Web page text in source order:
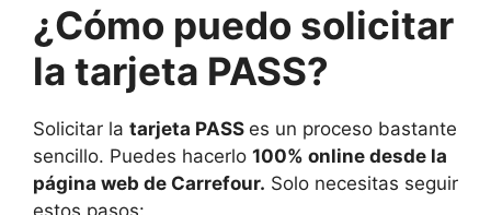
¿Cómo puedo solicitar
la tarjeta PASS?
Solicitar la tarjeta PASS es un proceso bastante
sencillo. Puedes hacerlo 100% online desde la
página web de Carrefour. Solo necesitas seguir
estos pasos: